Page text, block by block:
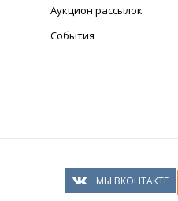
Аукцион рассылок
События
МЫ ВКОНТАКТЕ